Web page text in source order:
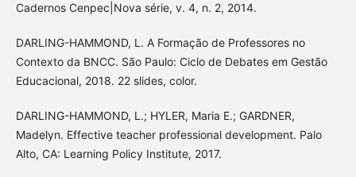
Cadernos Cenpec|Nova série, v. 4, n. 2, 2014.
DARLING-HAMMOND, L. A Formação de Professores no
Contexto da BNCC. São Paulo: Ciclo de Debates em Gestão
Educacional, 2018. 22 slides, color.
DARLING-HAMMOND, L.; HYLER, Maria E.; GARDNER,
Madelyn. Effective teacher professional development. Palo
Alto, CA: Learning Policy Institute, 2017.